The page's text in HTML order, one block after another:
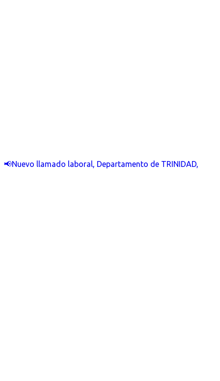
📢Nuevo llamado laboral, Departamento de TRINIDAD,